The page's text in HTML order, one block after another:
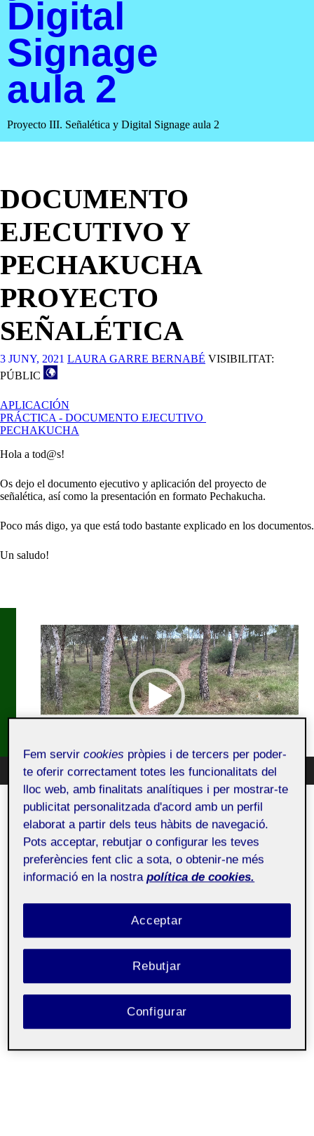
Digital
Signage
aula 2
Proyecto III. Señalética y Digital Signage aula 2
DOCUMENTO
EJECUTIVO Y
PECHAKUCHA
PROYECTO
SEÑALÉTICA
3 JUNY, 2021 LAURA GARRE BERNABÉ VISIBILITAT:
PÚBLIC
APLICACIÓN
PRÁCTICA - DOCUMENTO EJECUTIVO
PECHAKUCHA
Hola a tod@s!
Os dejo el documento ejecutivo y aplicación del proyecto de
señalética, así como la presentación en formato Pechakucha.
Poco más digo, ya que está todo bastante explicado en los documentos.
Un saludo!
00:00 07:08
Fem servircookies pròpies i de tercers per poder-
te oferir correctament totes les funcionalitats del
lloc web, amb finalitats analítiques i per mostrar-te
publicitat personalitzada d'acord amb un perfil
elaborat a partir dels teus hàbits de navegació.
Pots acceptar, rebutjar o configurar les teves
preferències fent clic a sota, o obtenir-ne més
informació en la nostra política de cookies.
Rebutjar
Acceptar
Configurar